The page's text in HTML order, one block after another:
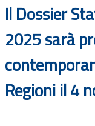
Il Dossier
2025 sarà
Regioni il 4